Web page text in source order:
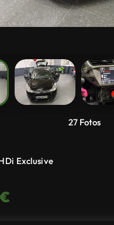
27Fotos
Exclusive